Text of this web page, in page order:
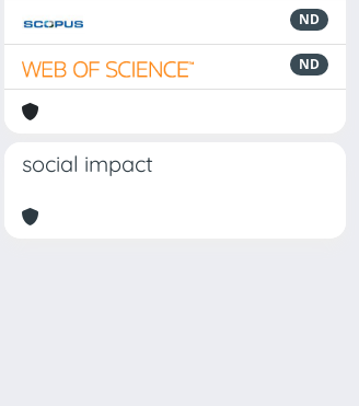
ND
ND
social impact